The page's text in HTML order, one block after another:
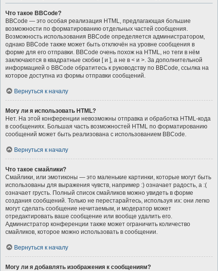
Что такое BBCode?
BBCode — это особая реализация HTML, предлагающая большие
возможности по форматированию отдельных частей сообщения.
Возможность использования BBCode определяется администратором,
однако BBCode также может быть отключён на уровне сообщения в
форме для его отправки. BBCode очень похож на HTML, но теги в нём
заключаются в квадратные скобки [ и ], а не в < и >. За дополнительной
информацией о BBCode обратитесь к руководству по BBCode, ссылка на
которое доступна из формы отправки сообщений.
Вернуться к началу
Могу ли я использовать HTML?
Нет. На этой конференции невозможны отправка и обработка HTML-кода
в сообщениях. Большая часть возможностей HTML по форматированию
сообщений может быть реализована с использованием BBCode.
Вернуться к началу
Что такое смайлики?
Смайлики, или эмотиконы — это маленькие картинки, которые могут быть
использованы для выражения чувств, например :) означает радость, а :(
означает грусть. Полный список смайликов можно увидеть в форме
создания сообщений. Только не перестарайтесь, используя их: они легко
могут сделать сообщение нечитаемым, и модератор может
отредактировать ваше сообщение или вообще удалить его.
Администратор конференции также может ограничить количество
смайликов, которое можно использовать в сообщении.
Вернуться к началу
Могу ли я добавлять изображения к сообщениям?